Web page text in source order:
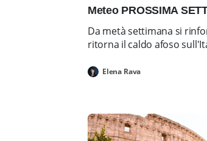
Meteo PROSSIMA
Da metà settimana si
ritorna il caldo afoso
Elena Rava